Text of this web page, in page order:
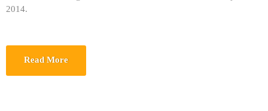
2014.
Read More